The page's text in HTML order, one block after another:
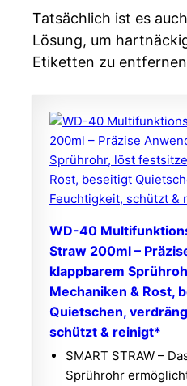
Tatsächlich ist es
Lösung, um
Etiketten zu
WD-40
Straw 200ml –
klappbarem
Mechaniken & Rost,
Quietschen,
schützt & reinigt*
SMART STRAW –
Sprührohr